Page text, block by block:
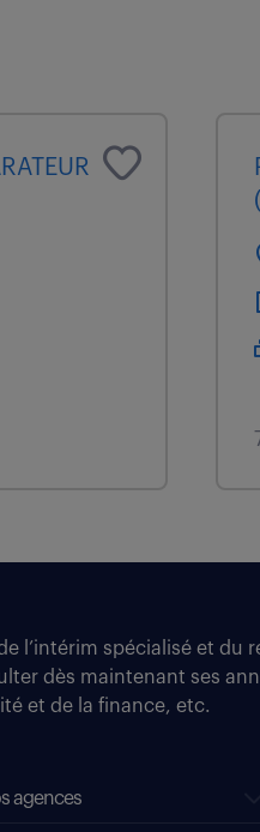
l’intérim spécialisé et
dès maintenant ses
et de la finance, etc.
agences